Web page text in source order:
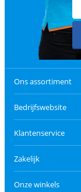
Ons assortiment
Bedrijfswebsite
Klantenservice
Zakelijk
Onze winkels